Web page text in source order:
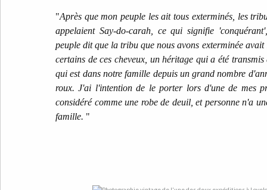
"Après que mon peuple les ait tous exterminés, les
appelaient Say-do-carah, ce qui signifie
peuple dit que la tribu que nous avons exterminée avait
certains de ces cheveux, un héritage qui a été
qui est dans notre famille depuis un grand nombre
roux. J'ai l'intention de le porter lors d'une de mes
considéré comme une robe de deuil, et personne n'a
famille. "